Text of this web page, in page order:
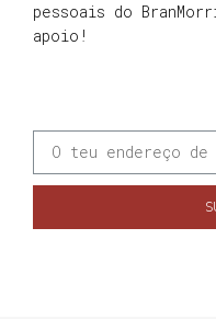
pessoais do
apoio!